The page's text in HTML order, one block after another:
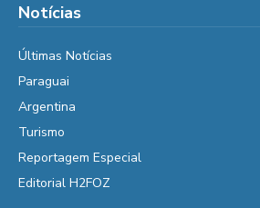
Notícias
Últimas Notícias
Paraguai
Argentina
Turismo
Reportagem Especial
Editorial H2FOZ